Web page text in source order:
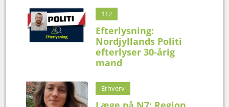
112
Efterlysning:
Nordjyllands Politi
efterlyser 30-årig
mand
Erhverv